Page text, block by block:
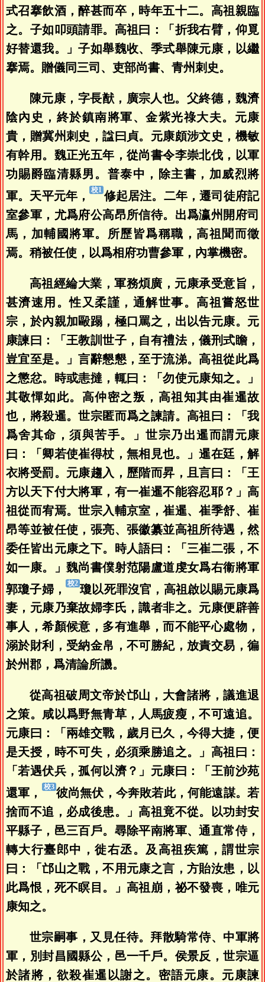
式召搴飲酒，醉甚而卒，時年五十二。高祖親臨
之。子如叩頭請罪。高祖曰：「折我右臂，仰覓
好替還我。」子如舉魏收、季式舉陳元康，以繼
搴焉。贈儀同三司、吏部尚書、青州刺史。
陳元康，字長猷，廣宗人也。父終德，魏濟
陰內史，終於鎮南將軍、金紫光祿大夫。元康
貴，贈冀州刺史，諡曰貞。元康頗涉文史，機敏
有幹用。魏正光五年，從尚書令李崇北伐，以軍
功賜爵臨清縣男。普泰中，除主書，加威烈將
軍。天平元年，
修起居注。二年，遷司徒府記
室參軍，尤爲府公高昂所信待。出爲瀛州開府司
馬，加輔國將軍。所歷皆爲稱職，高祖聞而徵
焉。稍被任使，以爲相府功曹參軍，內掌機密。
高祖經綸大業，軍務煩廣，元康承受意旨，
甚濟速用。性又柔謹，通解世事。高祖嘗怒世
宗，於內親加毆蹋，極口罵之，出以告元康。元
康諫曰：「王教訓世子，自有禮法，儀刑式瞻，
豈宜至是。」言辭懇懇，至于流涕。高祖從此爲
之懲忿。時或恚撻，輒曰：「勿使元康知之。」
其敬憚如此。高仲密之叛，高祖知其由崔暹故
也，將殺暹。世宗匿而爲之諫請。高祖曰：「我
爲舍其命，須與苦手。」世宗乃出暹而謂元康
曰：「卿若使崔得杖，無相見也。」暹在廷，解
衣將受罰。元康趨入，歷階而昇，且言曰：「王
方以天下付大將軍，有一崔暹不能容忍耶？」高
祖從而宥焉。世宗入輔京室，崔暹、崔季舒、崔
昂等並被任使，張亮、張徽纂並高祖所待遇，然
委任皆出元康之下。時人語曰：「三崔二張，不
如一康。」魏尚書僕射范陽盧道虔女爲右衞將軍
郭瓊子婦，
瓊以死罪沒官，高祖啟以賜元康爲
妻，元康乃棄故婦李氏，識者非之。元康便辟善
事人，希顏候意，多有進舉，而不能平心處物，
溺於財利，受納金帛，不可勝紀，放責交易，徧
於州郡，爲清論所譏。
從高祖破周文帝於邙山，大會諸將，議進退
之策。咸以爲野無青草，人馬疲瘦，不可遠追。
元康曰：「兩雄交戰，歲月已久，今得大捷，便
是天授，時不可失，必須乘勝追之。」高祖曰：
「若遇伏兵，孤何以濟？」元康曰：「王前沙苑
還軍，
彼尚無伏，今奔敗若此，何能遠謀。若
捨而不追，必成後患。」高祖竟不從。以功封安
平縣子，邑三百戶。尋除平南將軍、通直常侍，
轉大行臺郎中，徙右丞。及高祖疾篤，謂世宗
曰：「邙山之戰，不用元康之言，方貽汝患，以
此爲恨，死不瞑目。」高祖崩，祕不發喪，唯元
康知之。
世宗嗣事，又見任待。拜散騎常侍、中軍將
軍，別封昌國縣公，邑一千戶。侯景反，世宗逼
於諸將，欲殺崔暹以謝之。密語元康。元康諫